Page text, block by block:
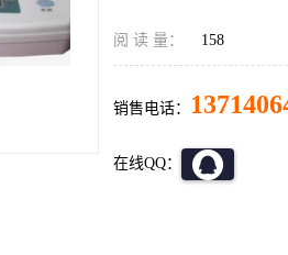
阅 读 量： 158
销售电话：
在线QQ：